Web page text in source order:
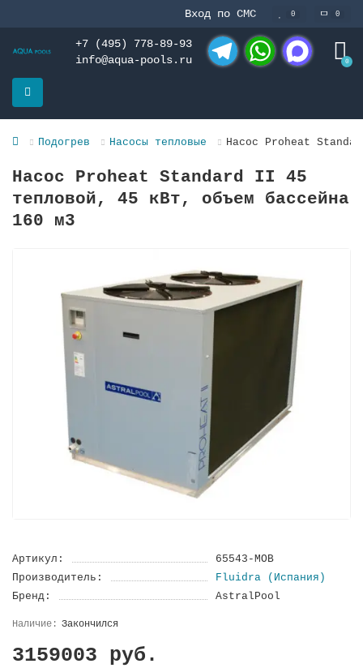
Вход по СМС 0 0
+7 (495) 778-89-93
info@aqua-pools.ru
0
Подогрев Насосы тепловые Насос Proheat
Насос Proheat Standard II 45
тепловой, 45 кВт, объем бассейна
160 м3
Артикул:
65543-MOB
Производитель:
Fluidra (Испания)
Бренд:
AstralPool
Закончился
3159003 руб.